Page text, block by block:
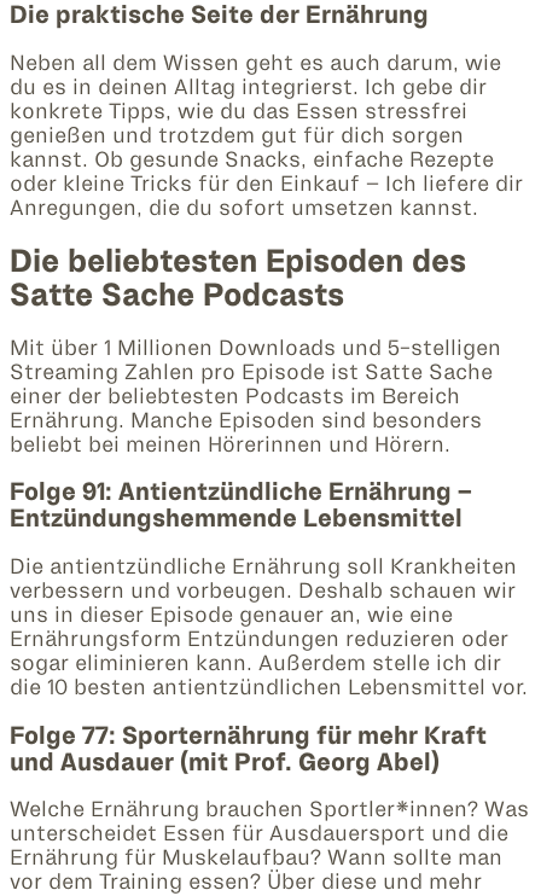
Die praktische Seite der Ernährung
Neben all dem Wissen geht es auch darum, wie
du es in deinen Alltag integrierst. Ich gebe dir
konkrete Tipps, wie du das Essen stressfrei
genießen und trotzdem gut für dich sorgen
kannst. Ob gesunde Snacks, einfache Rezepte
oder kleine Tricks für den Einkauf – Ich liefere dir
Anregungen, die du sofort umsetzen kannst.
Die beliebtesten Episoden des
Satte Sache Podcasts
Mit über 1 Millionen Downloads und 5-stelligen
Streaming Zahlen pro Episode ist Satte Sache
einer der beliebtesten Podcasts im Bereich
Ernährung. Manche Episoden sind besonders
beliebt bei meinen Hörerinnen und Hörern.
Folge 91: Antientzündliche Ernährung –
Entzündungshemmende Lebensmittel
Die antientzündliche Ernährung soll Krankheiten
verbessern und vorbeugen. Deshalb schauen wir
uns in dieser Episode genauer an, wie eine
Ernährungsform Entzündungen reduzieren oder
sogar eliminieren kann. Außerdem stelle ich dir
die 10 besten antientzündlichen Lebensmittel vor.
Folge 77: Sporternährung für mehr Kraft
und Ausdauer (mit Prof. Georg Abel)
Welche Ernährung brauchen Sportler*innen? Was
unterscheidet Essen für Ausdauersport und die
Ernährung für Muskelaufbau? Wann sollte man
vor dem Training essen? Über diese und mehr